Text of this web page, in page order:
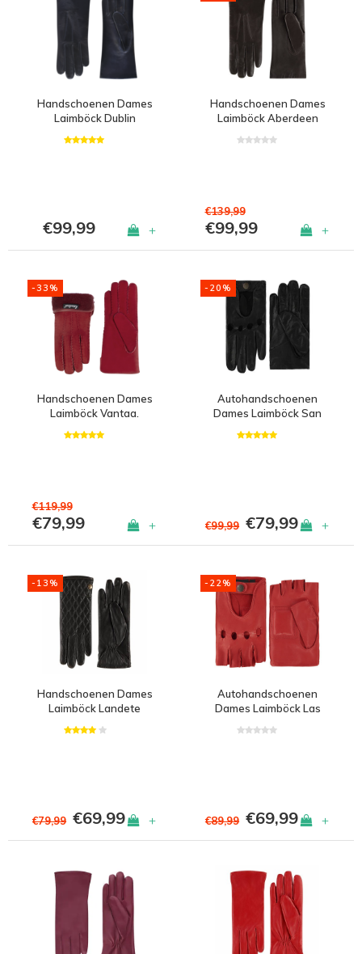
Handschoenen Dames
Laimböck Dublin
€99,99 +
Handschoenen Dames
Laimböck Aberdeen
€139,99
€99,99 +
-33%
Handschoenen Dames
Laimböck Vantaa.
€119,99
€79,99 +
-20%
Autohandschoenen
Dames Laimböck San
€99,99 €79,99 +
-13%
Handschoenen Dames
Laimböck Landete
€79,99 €69,99 +
-22%
Autohandschoenen
Dames Laimböck Las
€89,99 €69,99 +